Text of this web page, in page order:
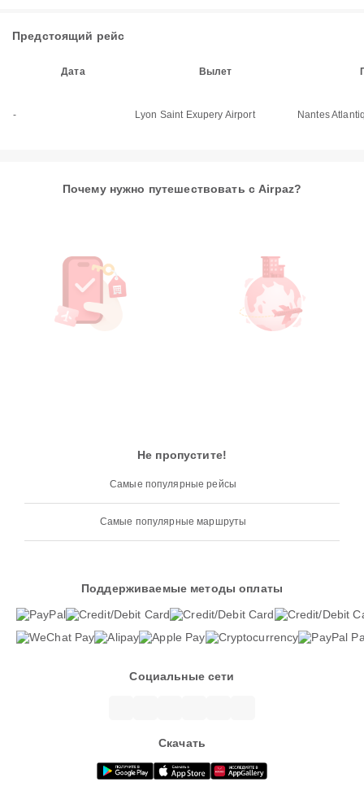
Предстоящий рейс
Дата Вылет
- Lyon Saint Exupery Airport Nantes
Почему нужно путешествовать с Airpaz?
Не пропустите!
Самые популярные рейсы
Самые популярные маршруты
Поддерживаемые методы оплаты
Социальные сети
Скачать